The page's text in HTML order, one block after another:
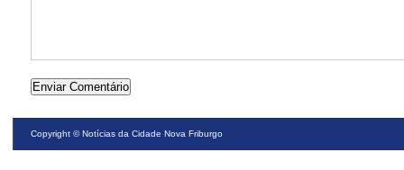
Copyright ©Notícias da Cidade Nova Friburgo